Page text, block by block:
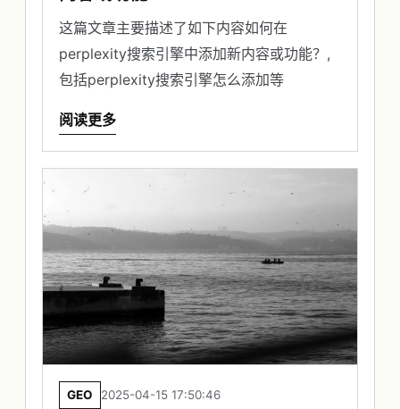
这篇文章主要描述了如下内容如何在
perplexity搜索引擎中添加新内容或功能？,
包括perplexity搜索引擎怎么添加等
阅读更多
GEO 2025-04-15 17:50:46